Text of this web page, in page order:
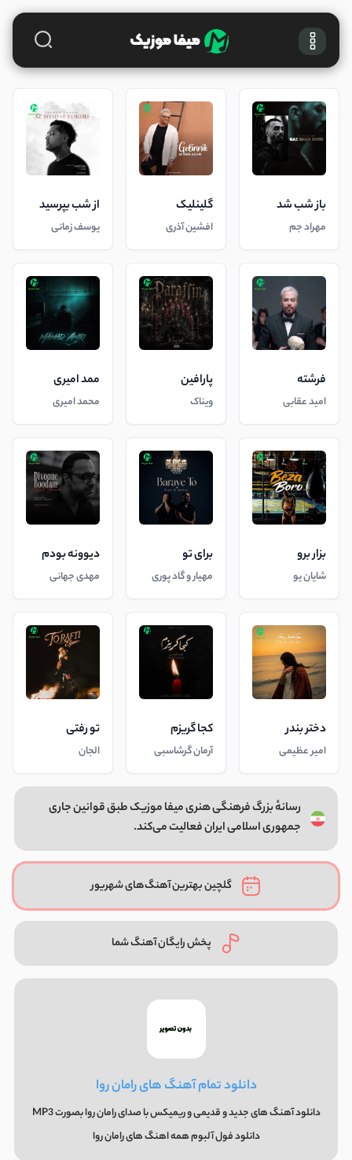
باز شب شد
مهراد جم
گلینلیک
افشین آذری
از شب بپرسید
یوسف زمانی
فرشته
امید عقابی
پارافین
ویناک
ممد امیری
محمد امیری
بزار برو
شایان یو
برای تو
مهیار و گاد پوری
دیوونه بودم
مهدی جهانی
دختر بندر
امیر عظیمی
کجا گریزم
آرمان گرشاسبی
تو رفتی
الجان
رسانهٔ بزرگ فرهنگی هنری میفا موزیک طبق قوانین جاری
جمهوری اسلامی ایران فعالیت می‌کند.
گلچین بهترین آهنگ‌های شهریور
پخش رایگان آهنگ شما
دانلود تمام آهنگ های رامان روا
دانلود آهنگ های جدید و قدیمی و ریمیکس با صدای رامان روا بصورت MP3
دانلود فول آلبوم همه اهنگ های رامان روا